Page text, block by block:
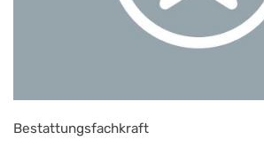
Bestattungsfachkraft